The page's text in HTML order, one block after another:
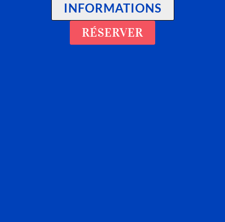
INFORMATIONS
RÉSERVER